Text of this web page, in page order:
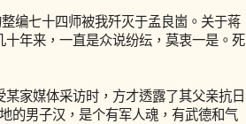
七十四师被我歼灭于孟良崮。关于蒋
年来，一直是众说纷纭，莫衷一是。死
家媒体采访时，方才透露了其父亲抗日
的男子汉，是个有军人魂，有武德和气